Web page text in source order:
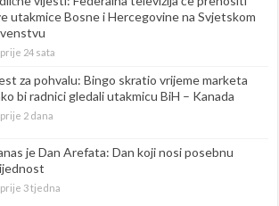
utakmice Bosne i Hercegovine na Svjetskom
prije 24 sata
za pohvalu: Bingo skratio vrijeme marketa
bi radnici gledali utakmicu BiH – Kanada
prije 2 dana
je Dan Arefata: Dan koji nosi posebnu
prije 3 tjedna